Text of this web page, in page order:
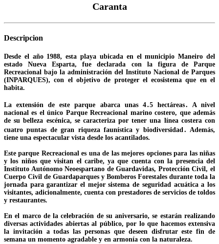
Caranta
Descripcion
Desde el año 1988, esta playa ubicada en el municipio Maneiro del
estado Nueva Esparta, fue declarada con la figura de Parque
Recreacional bajo la administración del Instituto Nacional de Parques
(INPARQUES), con el objetivo de proteger el ecosistema que en el
habita.
La extensión de este parque abarca unas 4․5 hectáreas․ A nivel
nacional es el único Parque Recreacional marino costero, que además
de su belleza escénica, se caracteriza por tener una línea costera con
cuatro puntas de gran riqueza faunística y biodiversidad․ Además,
tiene una espectacular vista desde los acantilados.
Este parque Recreacional es una de las mejores opciones para las niñas
y los niños que visitan el caribe, ya que cuenta con la presencia del
Instituto Autónomo Neoespartano de Guardavidas, Protección Civil, el
Cuerpo Civil de Guardaparques y Bomberos Forestales durante toda la
jornada para garantizar el mejor sistema de seguridad acuática a los
visitantes, adicionalmente, cuenta con prestadores de servicios de toldos
y restaurantes.
En el marco de la celebración de su aniversario, se estarán realizando
diversas actividades abiertas al público, por lo que hacemos extensiva
la invitación a todas las personas que deseen disfrutar este fin de
semana un momento agradable y en armonía con la naturaleza.